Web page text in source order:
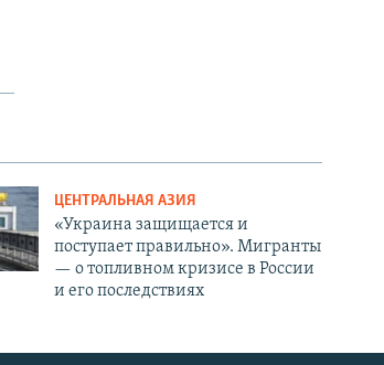
ЦЕНТРАЛЬНАЯ АЗИЯ
«Украина защищается и
поступает правильно». Мигранты
— о топливном кризисе в России
и его последствиях